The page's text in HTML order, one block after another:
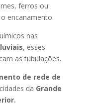
ferros ou
encanamento.
nas
, esses
as tubulações.
de rede de
da Grande